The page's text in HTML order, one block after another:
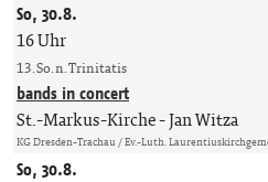
So, 30.8.
16 Uhr
13. So. n. Trinitatis
bands in concert
St.-Markus-Kirche Jan Witza
KG Dresden-Trachau / Ev.-Luth.
So, 30.8.